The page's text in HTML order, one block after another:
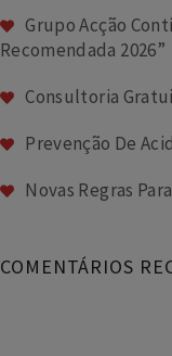
Grupo Acção
Recomendada 2026”
Consultoria
Prevenção De
Novas Regras
COMENTÁRIOS